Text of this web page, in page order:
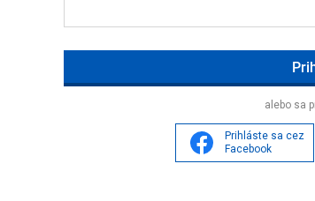
alebo sa
Prihláste sa cez
Facebook